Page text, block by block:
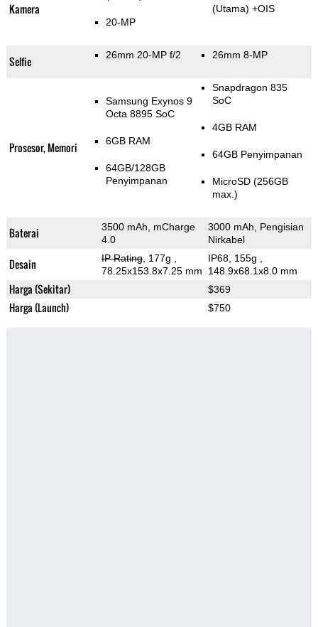
Kamera
20-MP
(Utama) +OIS
Selfie 26mm 20-MP f/2 26mm 8-MP
Prosesor, Memori
Samsung Exynos 9
Octa 8895 SoC
6GB RAM
64GB/128GB
Penyimpanan
Snapdragon 835
SoC
4GB RAM
64GB Penyimpanan
MicroSD (256GB
max.)
Baterai
3500 mAh, mCharge
4.0
3000 mAh, Pengisian
Nirkabel
Desain IP Rating, 177g
78.25x153.8x7.25 mm
IP68, 155g
148.9x68.1x8.0 mm
Harga (Sekitar) $369
Harga (Launch) $750